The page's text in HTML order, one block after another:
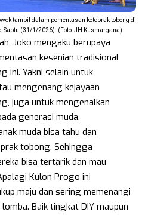
tampil dalam pementasan ketoprak tobong di
Sabtu (31/1/2026). (Foto: JH Kusmargana)
Joko mengaku berupaya
kesenian tradisional
ini. Yakni selain untuk
mengenang kejayaan
juga untuk mengenalkan
generasi muda.
muda bisa tahu dan
tobong. Sehingga
bisa tertarik dan mau
Kulon Progo ini
maju dan sering memenangi
Baik tingkat DIY maupun